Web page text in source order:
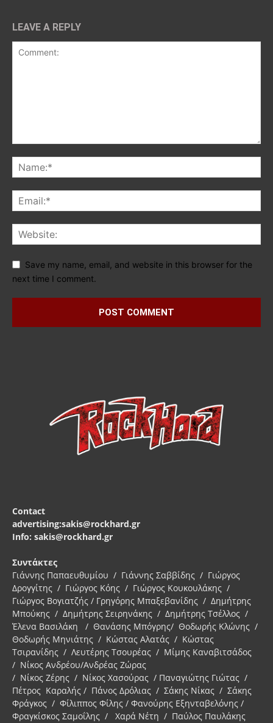
LEAVE A REPLY
Save my name, email, and website in this browser for the
next time I comment.
Contact
advertising:sakis@rockhard.gr
Info: sakis@rockhard.gr
Συντάκτες
Γιάννης Παπαευθυμίου / Γιάννης Σαββίδης / Γιώργος
Δρογγίτης / Γιώργος Κόης / Γιώργος Κουκουλάκης /
Γιώργος Βογιατζής / Γρηγόρης Μπαξεβανίδης / Δημήτρης
Μπούκης / Δημήτρης Σειρηνάκης / Δημήτρης Τσέλλος /
Έλενα Βασιλάκη / Θανάσης Μπόγρης/ Θοδωρής Κλώνης /
Θοδωρής Μηνιάτης / Κώστας Αλατάς / Κώστας
Τσιρανίδης / Λευτέρης Τσουρέας / Μίμης Καναβιτσάδος
/ Νίκος Ανδρέου/Ανδρέας Ζώρας
/ Νίκος Ζέρης / Νίκος Χασούρας / Παναγιώτης Γιώτας /
Πέτρος Καραλής / Πάνος Δρόλιας / Σάκης Νίκας / Σάκης
Φράγκος / Φίλιππος Φίλης / Φανούρης Εξηνταβελόνης /
Φραγκίσκος Σαμοΐλης / Χαρά Νέτη / Παύλος Παυλάκης